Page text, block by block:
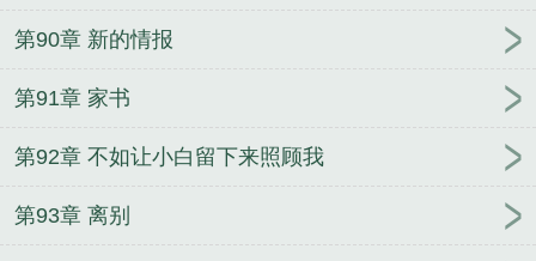
第90章 新的情报
第91章 家书
第92章 不如让小白留下来照顾我
第93章 离别